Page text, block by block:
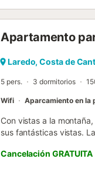
Apartamento
Laredo, Costa de
5 pers. 3 dormitorios
Wifi Aparcamiento en la
Con vistas a la
sus fantásticas vistas.
adicionales incluyen Wi-
una secadora y una
Cancelación GRATUITA